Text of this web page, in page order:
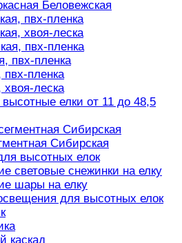
Беловежская
пвх-пленка
хвоя-леска
пвх-пленка
пвх-пленка
пвх-пленка
хвоя-леска
елки от 11 до 48,5
Сибирская
Сибирская
высотных елок
световые снежинки на елку
шары на елку
для высотных елок
каскад